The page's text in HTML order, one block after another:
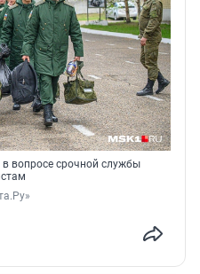
вопросе срочной службы